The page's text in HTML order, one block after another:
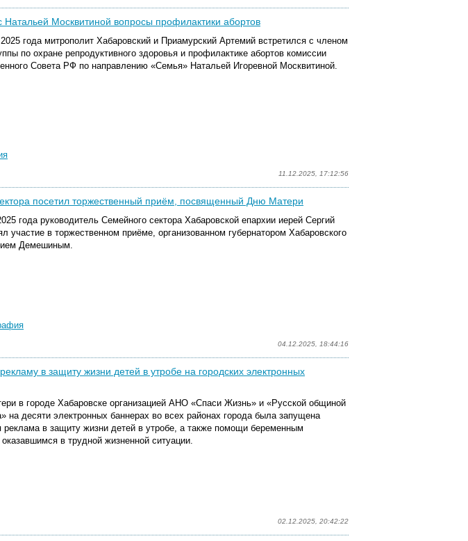
Москвитиной вопросы профилактики абортов
года митрополит Хабаровский и Приамурский Артемий встретился с членом
по охране репродуктивного здоровья и профилактике абортов комиссии
Совета РФ по направлению «Семья» Натальей Игоревной Москвитиной.
11.12.2025, 17:12:56
посетил торжественный приём, посвященный Дню Матери
года руководитель Семейного сектора Хабаровской епархии иерей Сергий
участие в торжественном приёме, организованном губернатором Хабаровского
Демешиным.
04.12.2025, 18:44:16
в защиту жизни детей в утробе на городских электронных
в городе Хабаровске организацией АНО «Спаси Жизнь» и «Русской общиной
на десяти электронных баннерах во всех районах города была запущена
реклама в защиту жизни детей в утробе, а также помощи беременным
в трудной жизненной ситуации.
02.12.2025, 20:42:22